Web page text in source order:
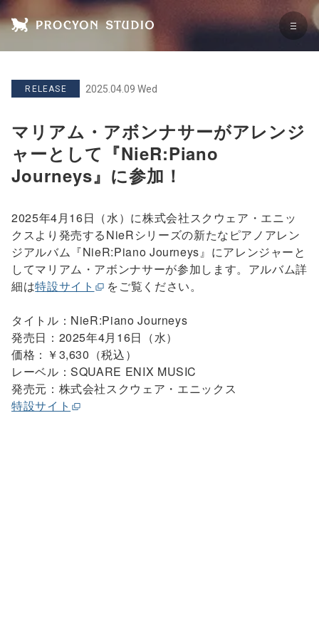
RELEASE 2025.04.09 Wed
マリアム・アボンナサーがアレンジ
ャーとして『NieR:Piano
Journeys』に参加！
2025年4月16日（水）に株式会社スクウェア・エニッ
クスより発売するNieRシリーズの新たなピアノアレン
ジアルバム『NieR:Piano Journeys』にアレンジャーと
してマリアム・アボンナサーが参加します。アルバム詳
細は特設サイト をご覧ください。
タイトル：NieR:Piano Journeys
発売日：2025年4月16日（水）
価格：￥3,630（税込）
レーベル：SQUARE ENIX MUSIC
発売元：株式会社スクウェア・エニックス
特設サイト